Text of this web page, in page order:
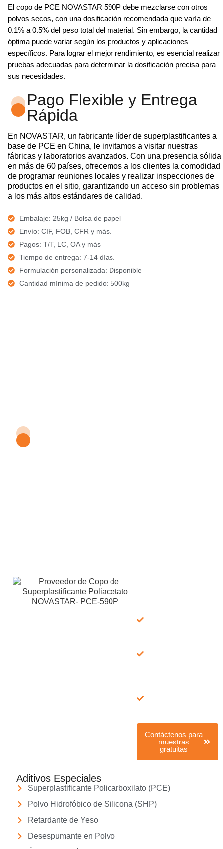
El copo de PCE NOVASTAR 590P debe mezclarse con otros
polvos secos, con una dosificación recomendada que varía de
0.1% a 0.5% del peso total del material. Sin embargo, la cantidad
óptima puede variar según los productos y aplicaciones
específicos. Para lograr el mejor rendimiento, es esencial realizar
pruebas adecuadas para determinar la dosificación precisa para
sus necesidades.
Pago Flexible y Entrega
Rápida
En NOVASTAR, un fabricante líder de superplastificantes a
base de PCE en China, le invitamos a visitar nuestras
fábricas y laboratorios avanzados. Con una presencia sólida
en más de 60 países, ofrecemos a los clientes la comodidad
de programar reuniones locales y realizar inspecciones de
productos en el sitio, garantizando un acceso sin problemas
a los más altos estándares de calidad.
Embalaje: 25kg / Bolsa de papel
Envío: CIF, FOB, CFR y más.
Pagos: T/T, LC, OA y más
Tiempo de entrega: 7-14 días.
Formulación personalizada: Disponible
Cantidad mínima de pedido: 500kg
Contáctenos para
muestras
gratuitas
Aditivos Especiales
Superplastificante Policarboxilato (PCE)
Polvo Hidrofóbico de Silicona (SHP)
Retardante de Yeso
Desespumante en Polvo